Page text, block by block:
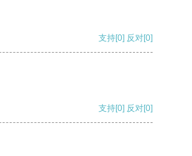
支持[0] 反对[0]
支持[0] 反对[0]